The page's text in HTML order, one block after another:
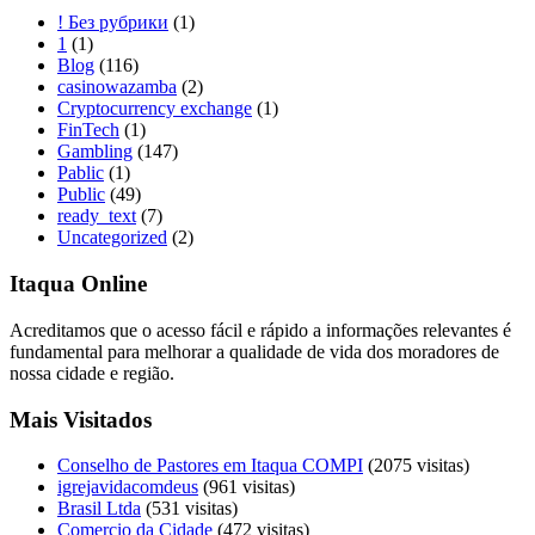
! Без рубрики (1)
1 (1)
Blog (116)
casinowazamba (2)
Cryptocurrency exchange (1)
FinTech (1)
Gambling (147)
Pablic (1)
Public (49)
ready_text (7)
Uncategorized (2)
Itaqua Online
Acreditamos que o acesso fácil e rápido a informações relevantes é
fundamental para melhorar a qualidade de vida dos moradores de
nossa cidade e região.
Mais Visitados
Conselho de Pastores em Itaqua COMPI (2075 visitas)
igrejavidacomdeus (961 visitas)
Brasil Ltda (531 visitas)
Comercio da Cidade (472 visitas)